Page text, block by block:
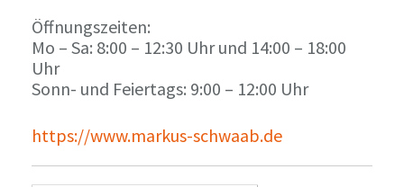
Öffnungszeiten:
Mo – Sa: 8:00 – 12:30 Uhr und 14:00 – 18:00
Uhr
Sonn- und Feiertags: 9:00 – 12:00 Uhr
https://www.markus-schwaab.de